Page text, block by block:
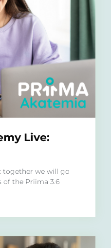
Live:
together we will go
the Priima 3.6